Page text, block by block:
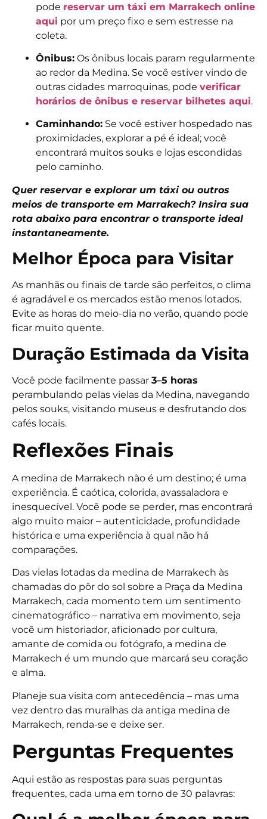
pode reservar um táxi em Marrakech online
aqui por um preço fixo e sem estresse na
coleta.
Ônibus: Os ônibus locais param regularmente
ao redor da Medina. Se você estiver vindo de
outras cidades marroquinas, pode verificar
horários de ônibus e reservar bilhetes aqui.
Caminhando: Se você estiver hospedado nas
proximidades, explorar a pé é ideal; você
encontrará muitos souks e lojas escondidas
pelo caminho.
Quer reservar e explorar um táxi ou outros
meios de transporte em Marrakech? Insira sua
rota abaixo para encontrar o transporte ideal
instantaneamente.
Melhor Época para Visitar
As manhãs ou finais de tarde são perfeitos, o clima
é agradável e os mercados estão menos lotados.
Evite as horas do meio-dia no verão, quando pode
ficar muito quente.
Duração Estimada da Visita
Você pode facilmente passar 3–5 horas
perambulando pelas vielas da Medina, navegando
pelos souks, visitando museus e desfrutando dos
cafés locais.
Reflexões Finais
A medina de Marrakech não é um destino; é uma
experiência. É caótica, colorida, avassaladora e
inesquecível. Você pode se perder, mas encontrará
algo muito maior – autenticidade, profundidade
histórica e uma experiência à qual não há
comparações.
Das vielas lotadas da medina de Marrakech às
chamadas do pôr do sol sobre a Praça da Medina
Marrakech, cada momento tem um sentimento
cinematográfico – narrativa em movimento, seja
você um historiador, aficionado por cultura,
amante de comida ou fotógrafo, a medina de
Marrakech é um mundo que marcará seu coração
e alma.
Planeje sua visita com antecedência – mas uma
vez dentro das muralhas da antiga medina de
Marrakech, renda-se e deixe ser.
Perguntas Frequentes
Aqui estão as respostas para suas perguntas
frequentes, cada uma em torno de 30 palavras: